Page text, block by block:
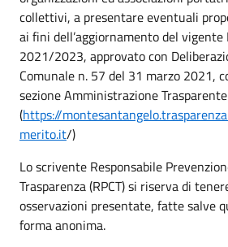
collettivi, a presentare eventuali
ai fini dell’aggiornamento del vigente
2021/2023, approvato con
Comunale n. 57 del 31 marzo 2021,
sezione Amministrazione
(https://
merito.it/)
Lo scrivente Responsabile
Trasparenza (RPCT) si riserva di
osservazioni presentate, fatte salve
forma anonima.